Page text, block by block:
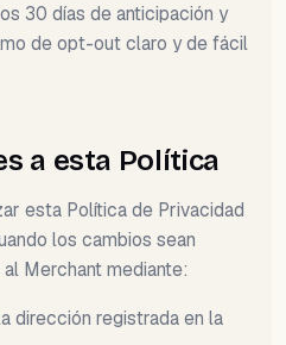
30 días de anticipación y
de opt-out claro y de fácil
a esta Política
esta Política de Privacidad
los cambios sean
Merchant mediante:
dirección registrada en la